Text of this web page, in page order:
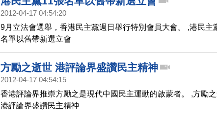
2012-04-17 04:54:20
9月立法會選舉，香港民主黨週日舉行特別會員大會。 ,港民主
名單以舊帶新選立會
方勵之逝世 港評論界盛讚民主精神
2012-04-17 04:54:15
香港評論界推崇方勵之是現代中國民主運動的啟蒙者。 ,方勵
港評論界盛讚民主精神